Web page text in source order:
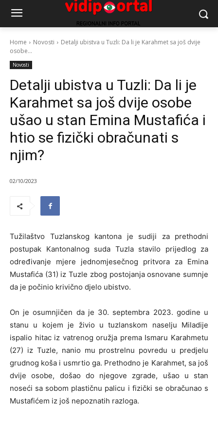
Home Novosti
Detalji ubistva u Tuzli: Da li je Karahmet sa još dvije
osobe...
Novosti
Detalji ubistva u Tuzli: Da li je
Karahmet sa još dvije osobe
ušao u stan Emina Mustafića i
htio se fizički obračunati s
njim?
02/10/2023
Tužilaštvo Tuzlanskog kantona je sudiji za prethodni
postupak Kantonalnog suda Tuzla stavilo prijedlog za
određivanje mjere jednomjesečnog pritvora za Emina
Mustafića (31) iz Tuzle zbog postojanja osnovane sumnje
da je počinio krivično djelo ubistvo.
On je osumnjičen da je 30. septembra 2023. godine u
stanu u kojem je živio u tuzlanskom naselju Miladije
ispalio hitac iz vatrenog oružja prema Ismaru Karahmetu
(27) iz Tuzle, nanio mu prostrelnu povredu u predjelu
grudnog koša i usmrtio ga. Prethodno je Karahmet, sa još
dvije osobe, došao do njegove zgrade, ušao u stan
noseći sa sobom plastičnu palicu i fizički se obračunao s
Mustafićem iz još nepoznatih razloga.